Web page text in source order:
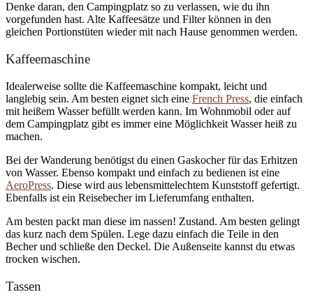
Denke daran, den Campingplatz so zu verlassen, wie du ihn
vorgefunden hast. Alte Kaffeesätze und Filter können in den
gleichen Portionstüten wieder mit nach Hause genommen werden.
Kaffeemaschine
Idealerweise sollte die Kaffeemaschine kompakt, leicht und
langlebig sein. Am besten eignet sich eine French Press, die einfach
mit heißem Wasser befüllt werden kann. Im Wohnmobil oder auf
dem Campingplatz gibt es immer eine Möglichkeit Wasser heiß zu
machen.
Bei der Wanderung benötigst du einen Gaskocher für das Erhitzen
von Wasser. Ebenso kompakt und einfach zu bedienen ist eine
AeroPress. Diese wird aus lebensmittelechtem Kunststoff gefertigt.
Ebenfalls ist ein Reisebecher im Lieferumfang enthalten.
Am besten packt man diese im nassen! Zustand. Am besten gelingt
das kurz nach dem Spülen. Lege dazu einfach die Teile in den
Becher und schließe den Deckel. Die Außenseite kannst du etwas
trocken wischen.
Tassen